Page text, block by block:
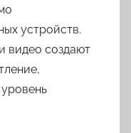
устройств.
видео создают